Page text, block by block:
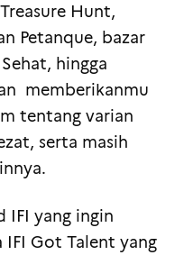
Hunt,
Petanque, bazar
hingga
memberikanmu
tentang varian
serta masih
IFI yang ingin
Got Talent yang